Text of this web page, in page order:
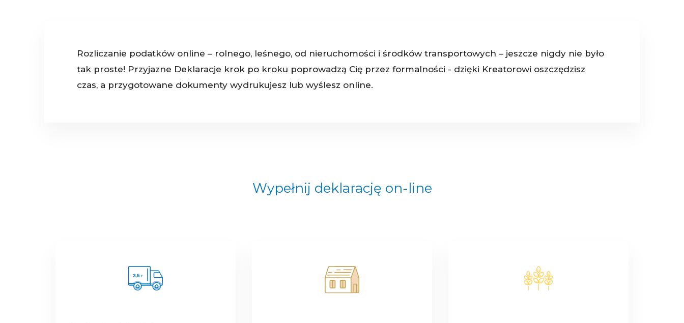
Rozliczanie podatków online – rolnego, leśnego, od nieruchomości i środków transportowych – jeszcze nigdy nie było
tak proste! Przyjazne Deklaracje krok po kroku poprowadzą Cię przez formalności - dzięki Kreatorowi oszczędzisz
czas, a przygotowane dokumenty wydrukujesz lub wyślesz online.
Wypełnij deklarację on-line